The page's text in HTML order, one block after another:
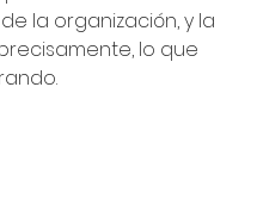
la organización, y la
lo que